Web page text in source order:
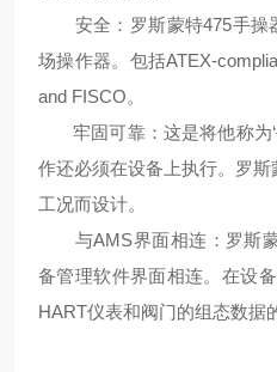
安全：罗斯蒙特475手操
场操作器。包括ATEX-
and FISCO。
牢固可靠：这是将他称为‘
作还必须在设备上执行。罗斯
工况而设计。
与AMS界面相连：罗斯
备管理软件界面相连。在设
HART仪表和阀门的组态数据